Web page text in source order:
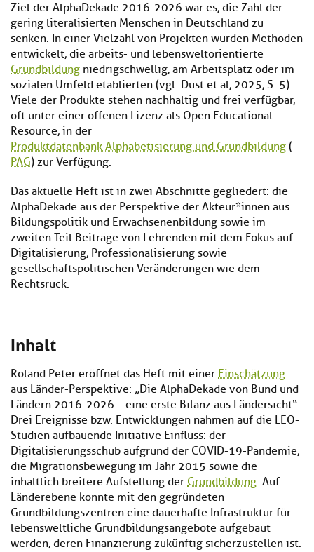
Ziel der AlphaDekade 2016-2026 war es, die Zahl der
gering literalisierten Menschen in Deutschland zu
senken. In einer Vielzahl von Projekten wurden Methoden
entwickelt, die arbeits- und lebensweltorientierte
Grundbildung niedrigschwellig, am Arbeitsplatz oder im
sozialen Umfeld etablierten (vgl. Dust et al, 2025, S. 5).
Viele der Produkte stehen nachhaltig und frei verfügbar,
oft unter einer offenen Lizenz als Open Educational
Resource, in der
Produktdatenbank Alphabetisierung und Grundbildung (
PAG) zur Verfügung.
Das aktuelle Heft ist in zwei Abschnitte gegliedert: die
AlphaDekade aus der Perspektive der Akteur*innen aus
Bildungspolitik und Erwachsenenbildung sowie im
zweiten Teil Beiträge von Lehrenden mit dem Fokus auf
Digitalisierung, Professionalisierung sowie
gesellschaftspolitischen Veränderungen wie dem
Rechtsruck.
Inhalt
Roland Peter eröffnet das Heft mit einer Einschätzung
aus Länder-Perspektive: „Die AlphaDekade von Bund und
Ländern 2016-2026 – eine erste Bilanz aus Ländersicht“.
Drei Ereignisse bzw. Entwicklungen nahmen auf die LEO-
Studien aufbauende Initiative Einfluss: der
Digitalisierungsschub aufgrund der COVID-19-Pandemie,
die Migrationsbewegung im Jahr 2015 sowie die
inhaltlich breitere Aufstellung der Grundbildung. Auf
Länderebene konnte mit den gegründeten
Grundbildungszentren eine dauerhafte Infrastruktur für
lebensweltliche Grundbildungsangebote aufgebaut
werden, deren Finanzierung zukünftig sicherzustellen ist.